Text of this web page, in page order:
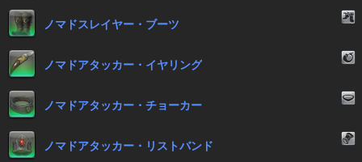
ノマドスレイヤー・ブーツ
ノマドアタッカー・イヤリング
ノマドアタッカー・チョーカー
ノマドアタッカー・リストバンド